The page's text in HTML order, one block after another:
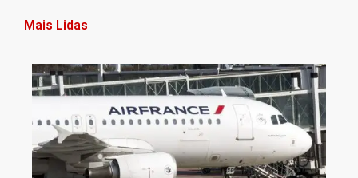
Mais Lidas